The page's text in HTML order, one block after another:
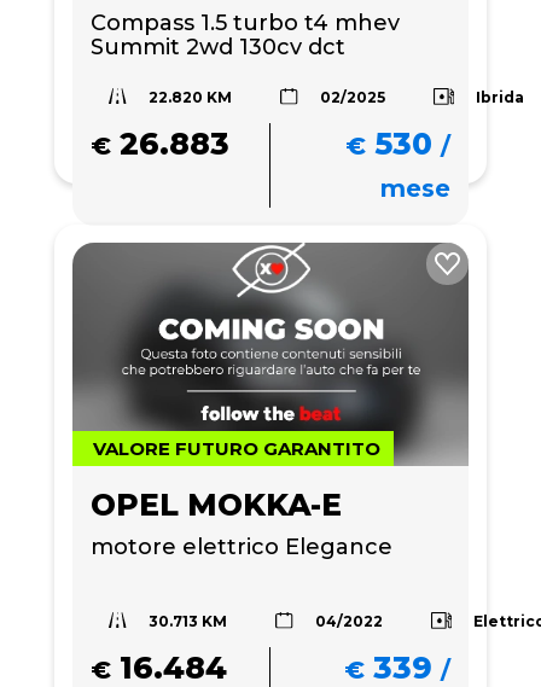
Compass 1.5 turbo t4 mhev
Summit 2wd 130cv dct
22.820 KM 02/2025 Ibrida
€ 26.883 € 530 /
mese
VALORE FUTURO GARANTITO
OPEL MOKKA-E
motore elettrico Elegance
30.713 KM 04/2022
€ 16.484 € 339 /